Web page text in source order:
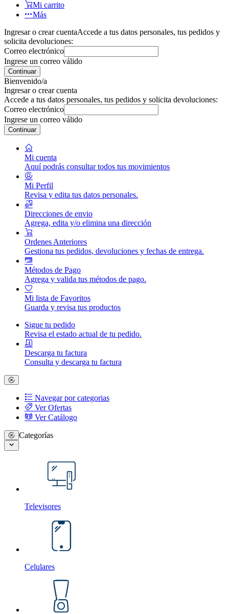
Mi carrito
Más
Ingresar o crear cuentaAccede a tus datos personales, tus pedidos y
solicita devoluciones:
Correo electrónico
Ingrese un correo válido
Continuar
Bienvenido/a
Ingresar o crear cuenta
Accede a tus datos personales, tus pedidos y solicita devoluciones:
Correo electrónico
Ingrese un correo válido
Continuar
Mi cuenta
Aquí podrás consultar todos tus movimientos
Mi Perfil
Revisa y edita tus datos personales.
Direcciones de envio
Agrega, edita y/o elimina una dirección
Ordenes Anteriores
Gestiona tus pedidos, devoluciones y fechas de entrega.
Métodos de Pago
Agrega y valida tus métodos de pago.
Mi lista de Favoritos
Guarda y revisa tus productos
Sigue tu pedido
Revisa el estado actual de tu pedido.
Descarga tu factura
Consulta y descarga tu factura
Navegar por categorias
Ver Ofertas
Ver Catálogo
Categorías
Televisores
Celulares